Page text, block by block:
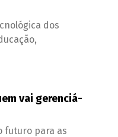
dos
vai gerenciá-
futuro para as